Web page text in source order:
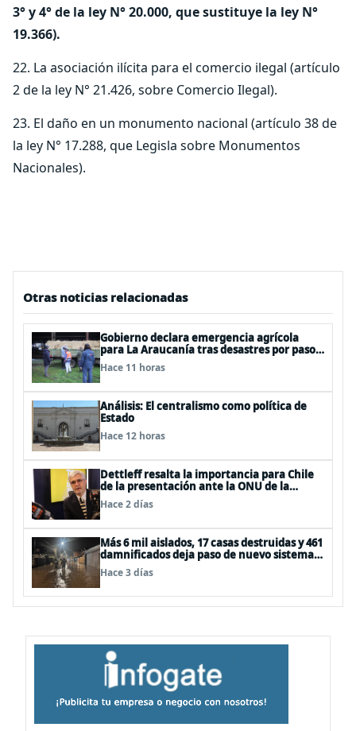
3° y 4° de la ley N° 20.000, que sustituye la ley N°
19.366).
22. La asociación ilícita para el comercio ilegal (artículo
2 de la ley N° 21.426, sobre Comercio Ilegal).
23. El daño en un monumento nacional (artículo 38 de
la ley N° 17.288, que Legisla sobre Monumentos
Nacionales).
Otras noticias relacionadas
Gobierno declara emergencia agrícola
para La Araucanía tras desastres por pasos
de sistemas frontales
Hace 11 horas
Análisis: El centralismo como política de
Estado
Hace 12 horas
Dettleff resalta la importancia para Chile
de la presentación ante la ONU de la
Plataforma Continental Extendida del
Archipiélago Juan Fernández
Hace 2 días
Más 6 mil aislados, 17 casas destruidas y 461
damnificados deja paso de nuevo sistema
frontal
Hace 3 días